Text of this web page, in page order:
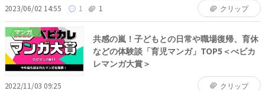
2023/06/02 14:55 1 1 クリップ
マンガ
共感の嵐！子どもとの日常や職場復帰、育休
などの体験談「育児マンガ」TOP5＜べビカ
レマンガ大賞＞
2022/11/03 09:25 クリップ